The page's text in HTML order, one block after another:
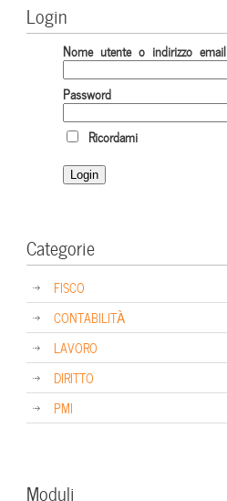
Login
Nome utente o indirizzo email
Password
Ricordami
Categorie
FISCO
CONTABILITÀ
LAVORO
DIRITTO
PMI
Moduli